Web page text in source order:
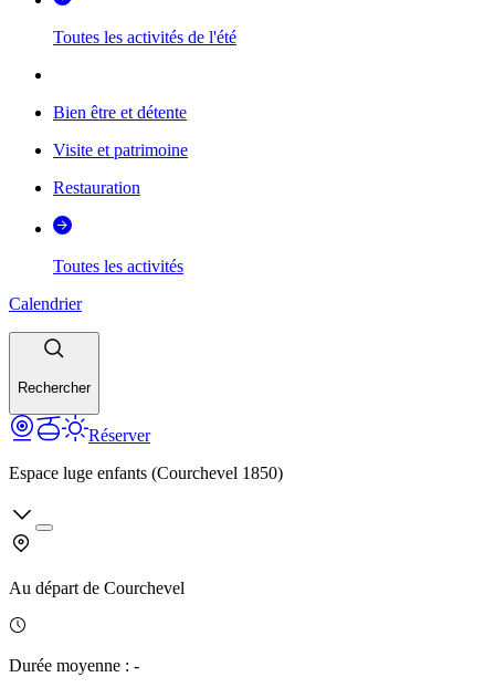
Toutes les activités de l'été
Bien être et détente
Visite et patrimoine
Restauration
Toutes les activités
Calendrier
Rechercher
Réserver
Espace luge enfants (Courchevel 1850)
Au départ de Courchevel
Durée moyenne : -